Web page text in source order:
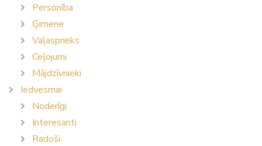
Personība
Ģimene
Vaļasprieks
Ceļojumi
Mājdzīvnieki
Iedvesmai
Noderīgi
Interesanti
Radoši